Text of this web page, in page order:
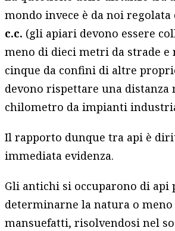
mondo invece è da noi regolata
c.c. (gli apiari devono essere
meno di dieci metri da strade e
cinque da confini di altre
devono rispettare una
chilometro da impianti
Il rapporto dunque tra api è
immediata evidenza.
Gli antichi si occuparono di api
determinarne la natura o
mansuefatti, risolvendosi nel